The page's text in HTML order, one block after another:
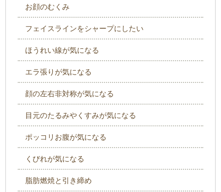
お顔のむくみ
フェイスラインをシャープにしたい
ほうれい線が気になる
エラ張りが気になる
顔の左右非対称が気になる
目元のたるみやくすみが気になる
ポッコリお腹が気になる
くびれが気になる
脂肪燃焼と引き締め